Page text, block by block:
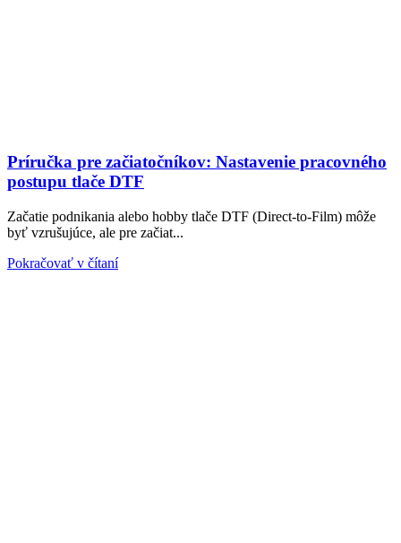
Príručka pre začiatočníkov: Nastavenie pracovného
postupu tlače DTF
Začatie podnikania alebo hobby tlače DTF (Direct-to-Film) môže
byť vzrušujúce, ale pre začiat...
Pokračovať v čítaní